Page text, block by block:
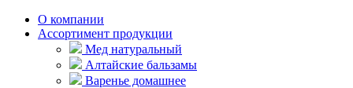
О компании
Ассортимент продукции
Мед натуральный
Алтайские бальзамы
Варенье домашнее